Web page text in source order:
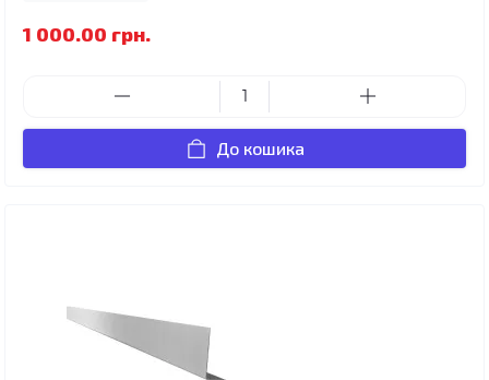
1 000.00 грн.
До кошика